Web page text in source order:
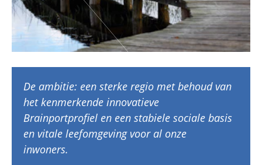
De ambitie: een sterke regio met behoud van
het kenmerkende innovatieve
Brainportprofiel en een stabiele sociale basis
en vitale leefomgeving voor al onze
inwoners.